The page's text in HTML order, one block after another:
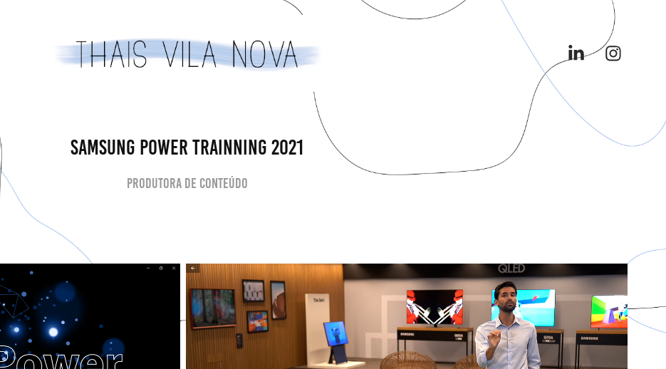
SAMSUNG POWER TRAINNING 2021
Produtora de Conteúdo